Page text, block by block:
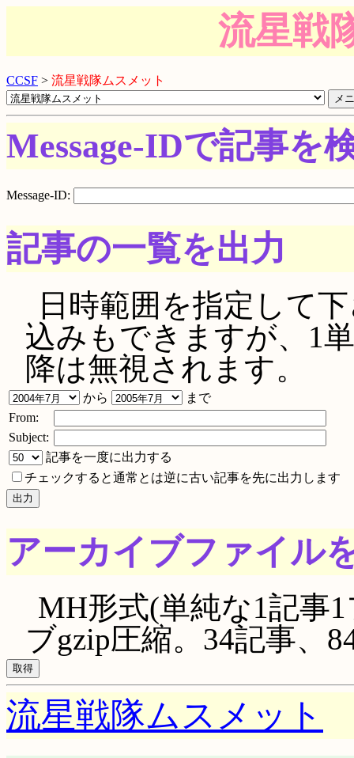
流星戦
CCSF > 流星戦隊ムスメット
Message-IDで記事を
Message-ID:
記事の一覧を出力
日時範囲を指定して
込みもできますが、1
降は無視されます。
から
まで
From:
Subject:
記事を一度に出力する
チェックすると通常とは逆に古い記事を先に出力します
アーカイブファイル
MH形式(単純な1記事
ブgzip圧縮。34記事、
流星戦隊ムスメット